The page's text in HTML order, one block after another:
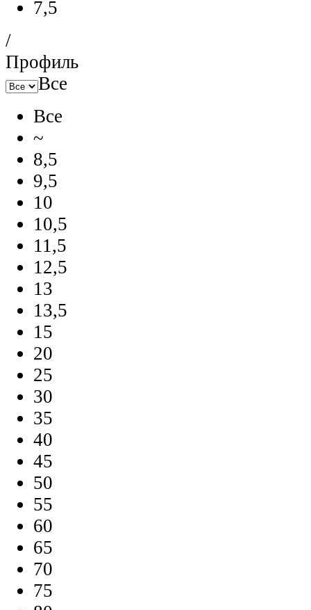
7,5
/
Профиль
Все
Все
~
8,5
9,5
10
10,5
11,5
12,5
13
13,5
15
20
25
30
35
40
45
50
55
60
65
70
75